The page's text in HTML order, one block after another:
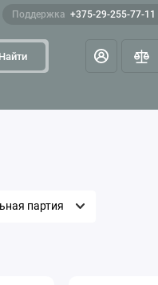
Поддержка +375-29-255-77-
Найти
партия